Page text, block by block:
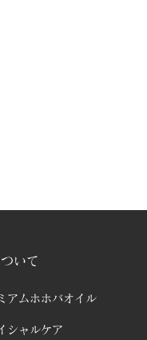
いて
アムホホバオイル
シャルケア